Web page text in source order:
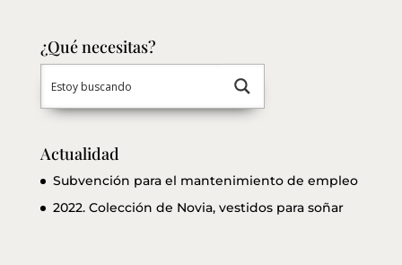
¿Qué necesitas?
Actualidad
Subvención para el mantenimiento de empleo
2022. Colección de Novia, vestidos para soñar